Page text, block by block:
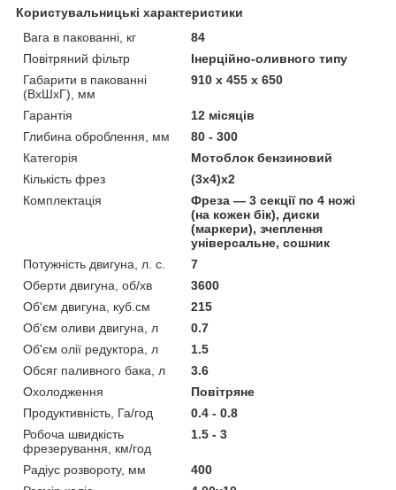
Користувальницькі характеристики
Вага в пакованні, кг
84
Повітряний фільтр
Інерційно-оливного типу
Габарити в пакованні
(ВхШхГ), мм
910 х 455 х 650
Гарантія
12 місяців
Глибина оброблення, мм
80 - 300
Категорія
Мотоблок бензиновий
Кількість фрез
(3х4)х2
Комплектація
Фреза — 3 секції по 4 ножі
(на кожен бік), диски
(маркери), зчеплення
універсальне, сошник
Потужність двигуна, л. с.
7
Оберти двигуна, об/хв
3600
Об'єм двигуна, куб.см
215
Об'єм оливи двигуна, л
0.7
Об'єм олії редуктора, л
1.5
Обсяг паливного бака, л
3.6
Охолодження
Повітряне
Продуктивність, Га/год
0.4 - 0.8
Робоча швидкість
фрезерування, км/год
1.5 - 3
Радіус розвороту, мм
400